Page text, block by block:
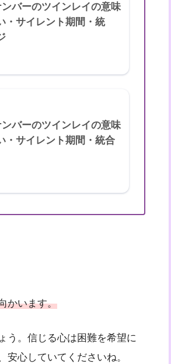
ンバーのツインレイの意味
・サイレント期間・統
ンバーのツインレイの意味
・サイレント期間・統合
かいます。
う。信じる心は困難を希望に
心していてくださいね。